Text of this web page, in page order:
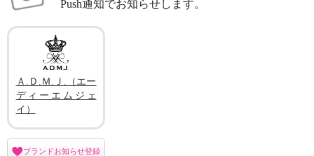
Push通知でお知らせします。
Ａ.Ｄ.Ｍ.Ｊ.（エー
ディーエムジェ
イ）
ブランドお知らせ登録